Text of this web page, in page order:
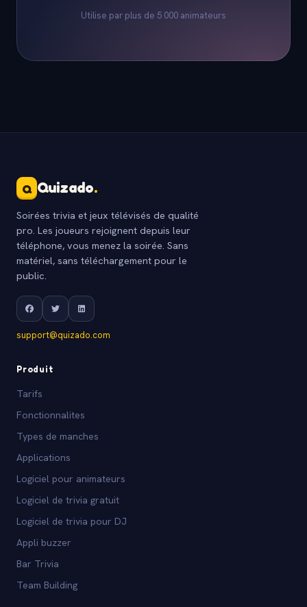
Utilise par plus de 5 000 animateurs
Q Quizado.
Soirées trivia et jeux télévisés de qualité
pro. Les joueurs rejoignent depuis leur
téléphone, vous menez la soirée. Sans
matériel, sans téléchargement pour le
public.
support@quizado.com
Produit
Tarifs
Fonctionnalites
Types de manches
Applications
Logiciel pour animateurs
Logiciel de trivia gratuit
Logiciel de trivia pour DJ
Appli buzzer
Bar Trivia
Team Building